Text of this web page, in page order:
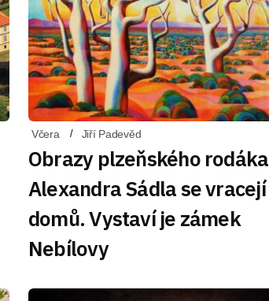
Včera Jiří Padevěd
Obrazy plzeňského rodáka
Alexandra Sádla se vracejí
domů. Vystaví je zámek
Nebílovy